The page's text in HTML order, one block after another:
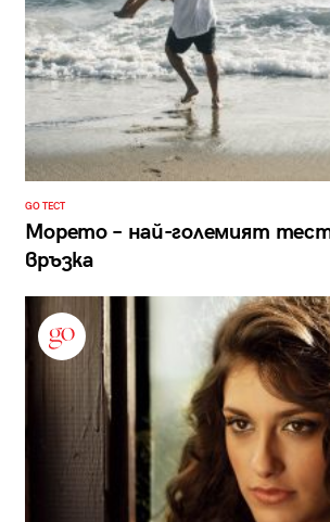
GO ТЕСТ
Морето – най-големият тест
връзка